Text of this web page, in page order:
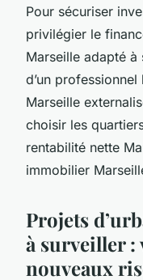
Pour sécuriser
privilégier le
Marseille adapté à
d’un
Marseille
choisir les
rentabilité nette
immobilier
Projets
à surveiller :
nouveaux